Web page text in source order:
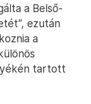
a Belső-
ezután
a
tartott